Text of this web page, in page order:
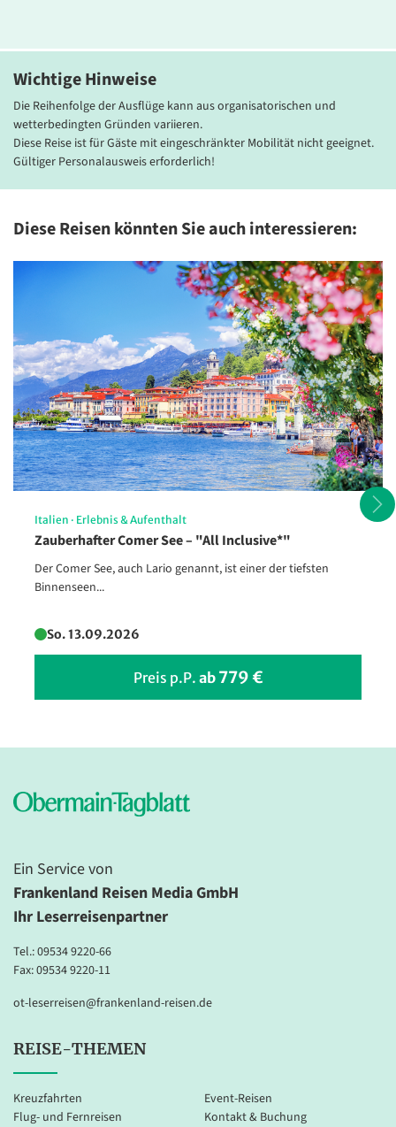
Strandurlaub pur!
© travnikovstudio - Fotolia
Wichtige Hinweise
Die Reihenfolge der Ausflüge kann aus organisatorischen und
wetterbedingten Gründen variieren.
Diese Reise ist für Gäste mit eingeschränkter Mobilität nicht geeignet.
Gültiger Personalausweis erforderlich!
Diese Reisen könnten Sie auch interessieren:
Italien · Erlebnis & Aufenthalt
Zauberhafter Comer See – "All Inclusive*"
Der Comer See, auch Lario genannt, ist einer der tiefsten
Binnenseen...
So. 13.09.2026
Preis p.P. ab 779 €
Ein Service von
Frankenland Reisen Media GmbH
Ihr Leserreisenpartner
Tel.:09534 9220-66
Fax: 09534 9220-11
ot-leserreisen@frankenland-reisen.de
REISE-THEMEN
Kreuzfahrten
Flug- und Fernreisen
Event-Reisen
Kontakt & Buchung